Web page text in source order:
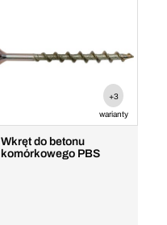
+3
warianty
Wkręt do betonu
komórkowego PBS